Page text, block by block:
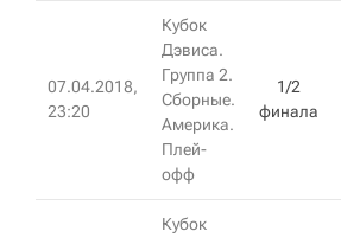
07.04.2018,
23:20
Кубок
Дэвиса.
Группа 2.
Сборные.
Америка.
Плей-
офф
1/2
финала
Кубок